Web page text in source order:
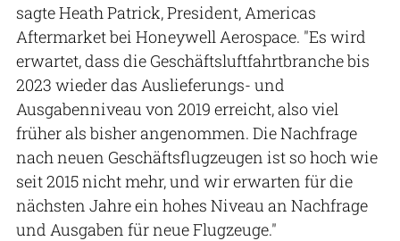
sagte Heath Patrick, President, Americas
Aftermarket bei Honeywell Aerospace. "Es wird
erwartet, dass die Geschäftsluftfahrtbranche bis
2023 wieder das Auslieferungs- und
Ausgabenniveau von 2019 erreicht, also viel
früher als bisher angenommen. Die Nachfrage
nach neuen Geschäftsflugzeugen ist so hoch wie
seit 2015 nicht mehr, und wir erwarten für die
nächsten Jahre ein hohes Niveau an Nachfrage
und Ausgaben für neue Flugzeuge."